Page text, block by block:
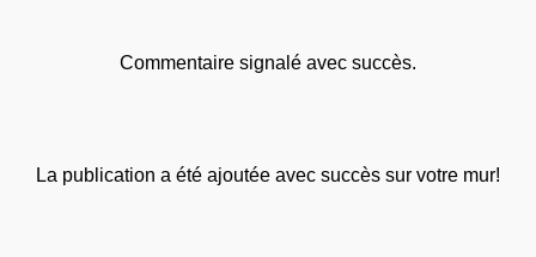
Commentaire signalé avec succès.
La publication a été ajoutée avec succès sur votre mur!